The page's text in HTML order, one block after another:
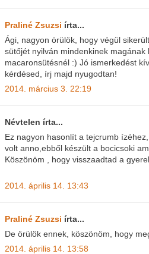
Praliné Zsuzsi írta...
Ági, nagyon örülök, hogy végül
sütőjét nyilván mindenkinek
macaronsütésnél :) Jó ismerkedést
kérdésed, írj majd nyugodtan!
2014. március 3. 22:19
Névtelen írta...
Ez nagyon hasonlít a tejcrumb
volt anno,ebből készült a bocicsoki
Köszönöm , hogy visszaadtad a
2014. április 14. 13:43
Praliné Zsuzsi írta...
De örülök ennek, köszönöm, hogy
2014. április 14. 13:58